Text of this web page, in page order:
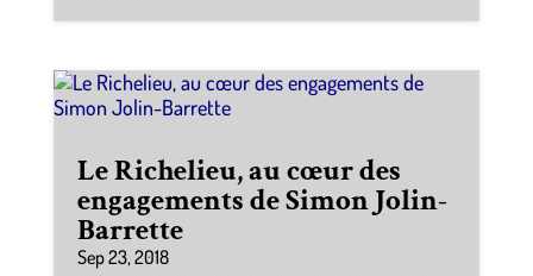
Le Richelieu, au cœur des
engagements de Simon Jolin-
Barrette
Sep 23, 2018